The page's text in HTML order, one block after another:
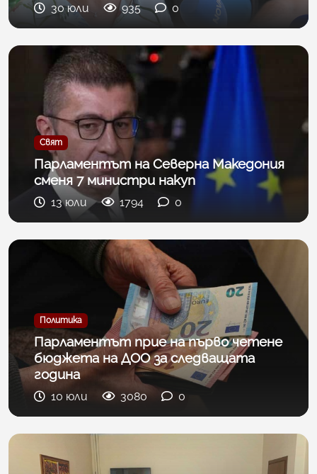
30 юли 935 0
Свят
Парламентът на Северна Македония
сменя 7 министри накуп
13 юли 1794 0
Политика
Парламентът прие на първо четене
бюджета на ДОО за следващата
година
10 юли 3080 0